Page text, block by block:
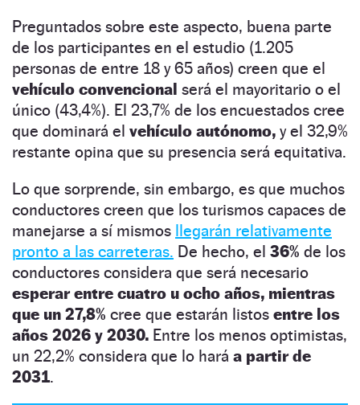
Preguntados sobre este aspecto, buena parte
de los participantes en el estudio (1.205
personas de entre 18 y 65 años) creen que el
vehículo convencional será el mayoritario o el
único (43,4%). El 23,7% de los encuestados cree
que dominará el vehículo autónomo, y el 32,9%
restante opina que su presencia será equitativa.
Lo que sorprende, sin embargo, es que muchos
conductores creen que los turismos capaces de
manejarse a sí mismos llegarán relativamente
pronto a las carreteras. De hecho, el 36% de los
conductores considera que será necesario
esperar entre cuatro u ocho años, mientras
que un 27,8% cree que estarán listos entre los
años 2026 y 2030. Entre los menos optimistas,
un 22,2% considera que lo hará a partir de
2031.